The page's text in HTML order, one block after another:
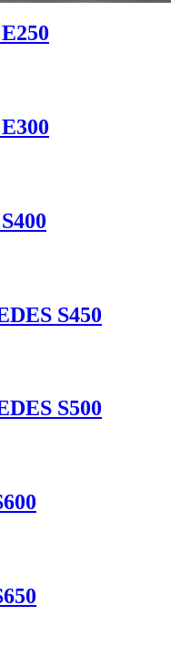
S450
S500